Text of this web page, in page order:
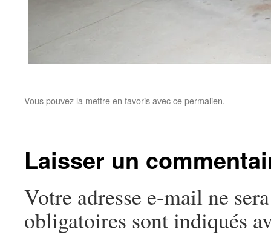
Vous pouvez la mettre en favoris avecce permalien.
Laisser un
Votre adresse e-mail ne
obligatoires sont indiqués